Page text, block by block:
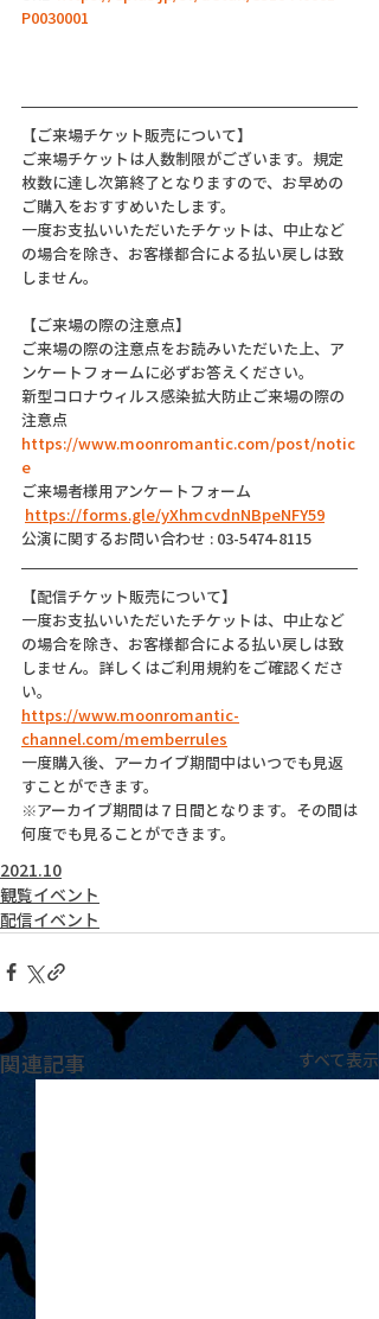
P0030001
【ご来場チケット販売について】
ご来場チケットは人数制限がございます。規定
枚数に達し次第終了となりますので、お早めの
ご購入をおすすめいたします。
一度お支払いいただいたチケットは、中止など
の場合を除き、お客様都合による払い戻しは致
しません。
【ご来場の際の注意点】
ご来場の際の注意点をお読みいただいた上、ア
ンケートフォームに必ずお答えください。
新型コロナウィルス感染拡大防止ご来場の際の
注意点
https://www.moonromantic.com/post/notic
e
ご来場者様用アンケートフォーム
https://forms.gle/yXhmcvdnNBpeNFY59
公演に関するお問い合わせ : 03-5474-8115
【配信チケット販売について】
一度お支払いいただいたチケットは、中止など
の場合を除き、お客様都合による払い戻しは致
しません。詳しくはご利用規約をご確認くださ
い。
https://www.moonromantic-
channel.com/memberrules
一度購入後、アーカイブ期間中はいつでも見返
すことができます。
※アーカイブ期間は７日間となります。その間は
何度でも見ることができます。
2021.10
観覧イベント
配信イベント
関連記事 すべて表示